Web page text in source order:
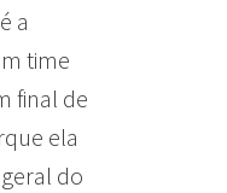
a
time
final de
ela
do